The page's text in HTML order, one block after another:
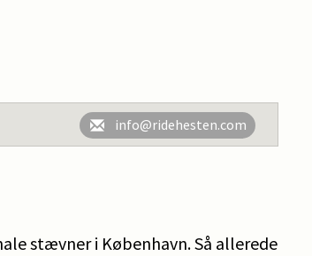
info@ridehesten.com
stævner i København. Så allerede